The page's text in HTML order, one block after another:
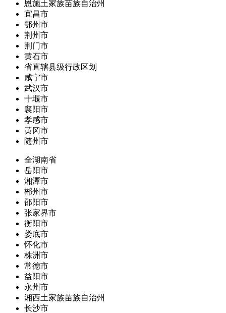
恩施土家族苗族自治州
宜昌市
鄂州市
荆州市
荆门市
黄石市
省直辖县级行政区划
咸宁市
武汉市
十堰市
襄阳市
孝感市
黄冈市
随州市
全湖南省
岳阳市
湘潭市
郴州市
邵阳市
张家界市
衡阳市
娄底市
怀化市
株洲市
常德市
益阳市
永州市
湘西土家族苗族自治州
长沙市